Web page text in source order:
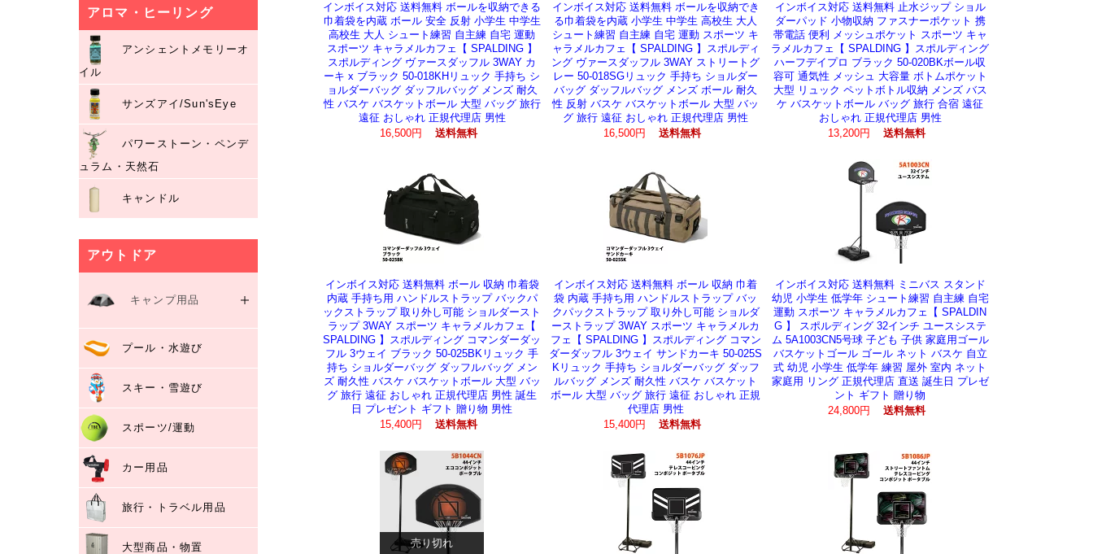
アロマ・ヒーリング
アンシェントメモリーオ
イル
サンズアイ/Sun'sEye
パワーストーン・ペンデ
ュラム・天然石
キャンドル
アウトドア
キャンプ用品
寝袋・コット
テーブル・チェア
クーラーボックス・保冷剤
焚火・燃料
調理器具・食器
便利グッズ
プール・水遊び
スキー・雪遊び
スポーツ/運動
カー用品
旅行・トラベル用品
大型商品・物置
インボイス対応 送料無料 ボールを収納できる
巾着袋を内蔵 ボール 安全 反射 小学生 中学生
高校生 大人 シュート練習 自主練 自宅 運動
スポーツ キャラメルカフェ【 SPALDING 】
スポルディング ヴァースダッフル 3WAY カ
ーキ x ブラック 50-018KHリュック 手持ち シ
ョルダーバッグ ダッフルバッグ メンズ 耐久
性 バスケ バスケットボール 大型 バッグ 旅行
遠征 おしゃれ 正規代理店 男性
16,500円
送料無料
インボイス対応 送料無料 ボールを収納でき
る巾着袋を内蔵 小学生 中学生 高校生 大人
シュート練習 自主練 自宅 運動 スポーツ キ
ャラメルカフェ【 SPALDING 】スポルディ
ング ヴァースダッフル 3WAY ストリートグ
レー 50-018SGリュック 手持ち ショルダー
バッグ ダッフルバッグ メンズ ボール 耐久
性 反射 バスケ バスケットボール 大型 バッ
グ 旅行 遠征 おしゃれ 正規代理店 男性
16,500円
送料無料
インボイス対応 送料無料 止水ジップ ショル
ダーパッド 小物収納 ファスナーポケット 携
帯電話 便利 メッシュポケット スポーツ キャ
ラメルカフェ【 SPALDING 】スポルディング
ハーフデイプロ ブラック 50-020BKボール収
容可 通気性 メッシュ 大容量 ボトムポケット
大型 リュック ペットボトル収納 メンズ バス
ケ バスケットボール バッグ 旅行 合宿 遠征
おしゃれ 正規代理店 男性
13,200円
送料無料
インボイス対応 送料無料 ボール 収納 巾着袋
内蔵 手持ち用 ハンドルストラップ バックパ
ックストラップ 取り外し可能 ショルダースト
ラップ 3WAY スポーツ キャラメルカフェ【
SPALDING 】スポルディング コマンダーダッ
フル 3ウェイ ブラック 50-025BKリュック 手
持ち ショルダーバッグ ダッフルバッグ メン
ズ 耐久性 バスケ バスケットボール 大型 バッ
グ 旅行 遠征 おしゃれ 正規代理店 男性 誕生
日 プレゼント ギフト 贈り物 男性
15,400円
送料無料
インボイス対応 送料無料 ボール 収納 巾着
袋 内蔵 手持ち用 ハンドルストラップ バッ
クパックストラップ 取り外し可能 ショルダ
ーストラップ 3WAY スポーツ キャラメルカ
フェ【 SPALDING 】スポルディング コマン
ダーダッフル 3ウェイ サンドカーキ 50-025S
Kリュック 手持ち ショルダーバッグ ダッフ
ルバッグ メンズ 耐久性 バスケ バスケット
ボール 大型 バッグ 旅行 遠征 おしゃれ 正規
代理店 男性
15,400円
送料無料
インボイス対応 送料無料 ミニバス スタンド
幼児 小学生 低学年 シュート練習 自主練 自宅
運動 スポーツ キャラメルカフェ【 SPALDIN
G 】 スポルディング 32インチ ユースシステ
ム 5A1003CN5号球 子ども 子供 家庭用ゴール
バスケットゴール ゴール ネット バスケ 自立
式 幼児 小学生 低学年 練習 屋外 室内 ネット
家庭用 リング 正規代理店 直送 誕生日 プレゼ
ント ギフト 贈り物
24,800円
送料無料
売り切れ